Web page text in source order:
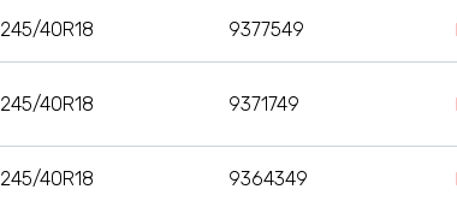
245/40R18 9377549
245/40R18 9371749
245/40R18 9364349